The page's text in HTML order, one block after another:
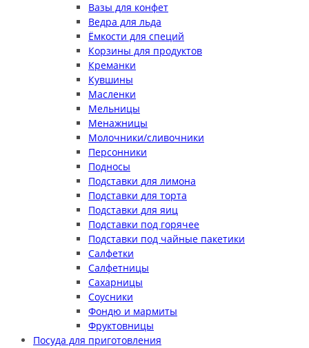
Вазы для конфет
Ведра для льда
Ёмкости для специй
Корзины для продуктов
Креманки
Кувшины
Масленки
Мельницы
Менажницы
Молочники/сливочники
Персонники
Подносы
Подставки для лимона
Подставки для торта
Подставки для яиц
Подставки под горячее
Подставки под чайные пакетики
Салфетки
Салфетницы
Сахарницы
Соусники
Фондю и мармиты
Фруктовницы
Посуда для приготовления